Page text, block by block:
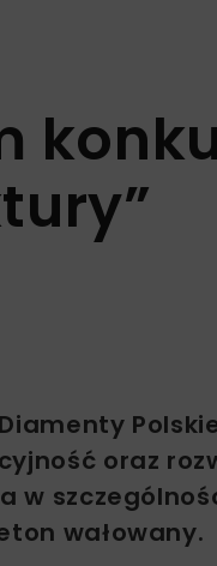
oraz
wałowany.